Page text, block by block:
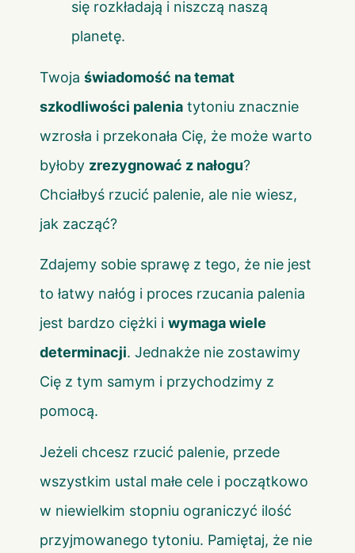
się rozkładają i niszczą naszą
planetę.
Twoja świadomość na temat
szkodliwości palenia tytoniu znacznie
wzrosła i przekonała Cię, że może warto
byłoby zrezygnować z nałogu?
Chciałbyś rzucić palenie, ale nie wiesz,
jak zacząć?
Zdajemy sobie sprawę z tego, że nie jest
to łatwy nałóg i proces rzucania palenia
jest bardzo ciężki i wymaga wiele
determinacji. Jednakże nie zostawimy
Cię z tym samym i przychodzimy z
pomocą.
Jeżeli chcesz rzucić palenie, przede
wszystkim ustal małe cele i początkowo
w niewielkim stopniu ograniczyć ilość
przyjmowanego tytoniu. Pamiętaj, że nie